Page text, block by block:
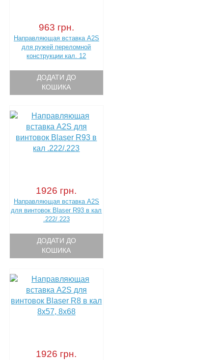
963 грн.
Направляющая вставка A2S
для ружей переломной
конструкции кал. 12
ДОДАТИ ДО
КОШИКА
1926 грн.
Направляющая вставка A2S
для винтовок Blaser R93 в кал
.222/.223
ДОДАТИ ДО
КОШИКА
1926 грн.